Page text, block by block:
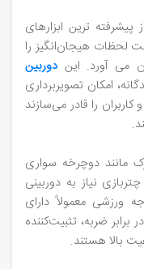
از پیشرفته‌ ترین ابزارهای
لحظات هیجان‌انگیز را
می آورد. این دوربین‌
امکان تصویربرداری
کاربران را قادر می‌سازند
مانند دوچرخه‌ سواری
نیاز به دوربینی
و سبک دارند، مدل‌های ۳۶۰ درجه ورزشی معمولاً دارای
ضربه، تثبیت‌کننده
بالا هستند.